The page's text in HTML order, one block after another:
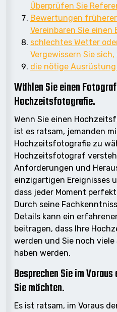
Überprüfen Sie
Bewertungen
Vereinbaren Sie
schlechtes Wetter
Vergewissern Sie
die nötige
Wählen Sie einen
Hochzeitsfotografie.
Wenn Sie einen
ist es ratsam, jemanden
Hochzeitsfotografie zu
Hochzeitsfotograf
Anforderungen und
einzigartigen Ereignisses
dass jeder Moment
Durch seine
Details kann ein
beitragen, dass Ihre
werden und Sie noch
haben werden.
Besprechen Sie im
Sie möchten.
Es ist ratsam, im Voraus